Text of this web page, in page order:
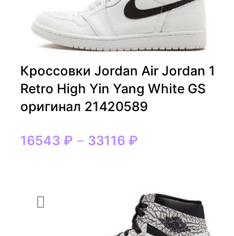
Кроссовки Jordan Air Jordan 1
Retro High Yin Yang White GS
оригинал 21420589
16543 ₽ – 33116 ₽